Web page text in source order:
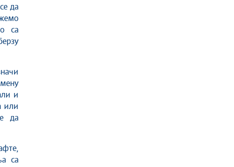
да
са
и
или
да
са